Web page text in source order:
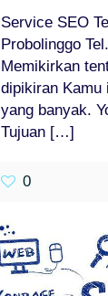
Service SEO
Probolinggo
Memikirkan
dipikiran Kamu
yang banyak.
Tujuan[…]
0